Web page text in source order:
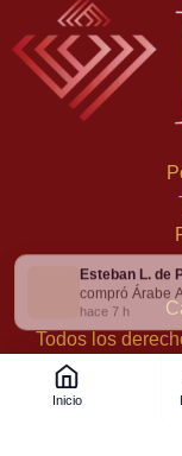
Todos los
Inicio
Esteban L. de
compró Árabe
hace 7 h